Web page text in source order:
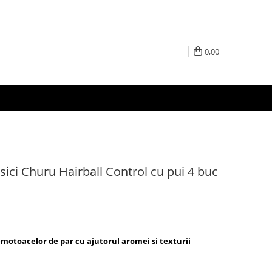
0,00
Churu Hairball Control cu pui 4 buc
de par cu ajutorul aromei si texturii